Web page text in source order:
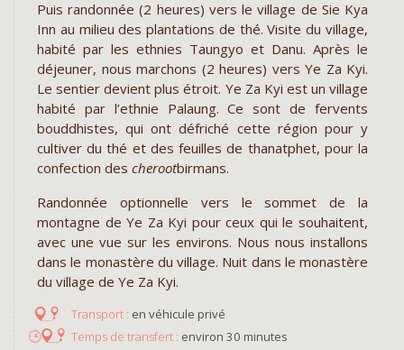
Puis randonnée (2 heures) vers le village de Sie Kya
Inn au milieu des plantations de thé. Visite du village,
habité par les ethnies Taungyo et Danu. Après le
déjeuner, nous marchons (2 heures) vers Ye Za Kyi.
Le sentier devient plus étroit. Ye Za Kyi est un village
habité par l’ethnie Palaung. Ce sont de fervents
bouddhistes, qui ont défriché cette région pour y
cultiver du thé et des feuilles de thanatphet, pour la
confection des cherootbirmans.
Randonnée optionnelle vers le sommet de la
montagne de Ye Za Kyi pour ceux qui le souhaitent,
avec une vue sur les environs. Nous nous installons
dans le monastère du village. Nuit dans le monastère
du village de Ye Za Kyi.
en véhicule privé
environ 30 minutes